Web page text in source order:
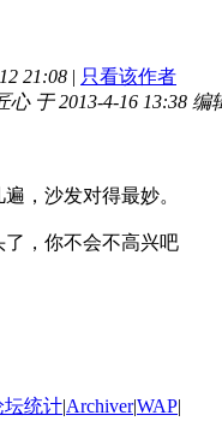
21:08 | 只看该作者
于 2013-4-16 13:38 编
，沙发对得最妙。
，你不会不高兴吧
坛统计|Archiver|WAP|